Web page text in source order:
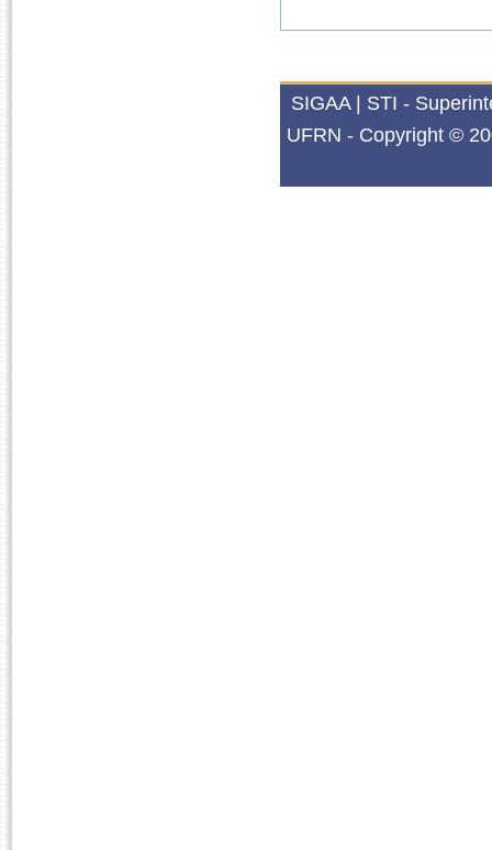
SIGAA | STI -
UFRN - Copyright ©